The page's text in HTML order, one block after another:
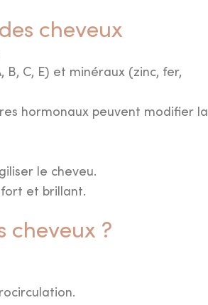
cheveux
C, E) et minéraux (zinc, fer,
hormonaux peuvent modifier la
le cheveu.
fort et brillant.
cheveux ?